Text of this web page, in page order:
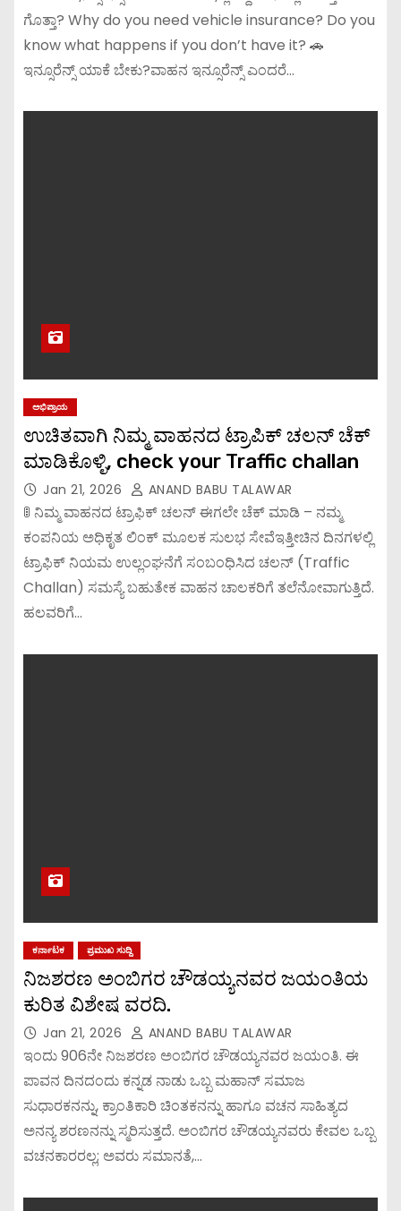
ಗೊತ್ತಾ? Why do you need vehicle insurance? Do you
know what happens if you don’t have it? 🚗
ಇನ್ಸೂರೆನ್ಸ್ ಯಾಕೆ ಬೇಕು?ವಾಹನ ಇನ್ಸೂರೆನ್ಸ್ ಎಂದರೆ…
ಅಭಿಪ್ರಾಯ
ಉಚಿತವಾಗಿ ನಿಮ್ಮ ವಾಹನದ ಟ್ರಾಪಿಕ್ ಚಲನ್ ಚೆಕ್
ಮಾಡಿಕೊಳ್ಳಿ, check your Traffic challan
Jan 21, 2026 ANAND BABU TALAWAR
🚦 ನಿಮ್ಮ ವಾಹನದ ಟ್ರಾಫಿಕ್ ಚಲನ್ ಈಗಲೇ ಚೆಕ್ ಮಾಡಿ – ನಮ್ಮ
ಕಂಪನಿಯ ಅಧಿಕೃತ ಲಿಂಕ್ ಮೂಲಕ ಸುಲಭ ಸೇವೆಇತ್ತೀಚಿನ ದಿನಗಳಲ್ಲಿ
ಟ್ರಾಫಿಕ್ ನಿಯಮ ಉಲ್ಲಂಘನೆಗೆ ಸಂಬಂಧಿಸಿದ ಚಲನ್ (Traffic
Challan) ಸಮಸ್ಯೆ ಬಹುತೇಕ ವಾಹನ ಚಾಲಕರಿಗೆ ತಲೆನೋವಾಗುತ್ತಿದೆ.
ಹಲವರಿಗೆ…
ಕರ್ನಾಟಕ ಪ್ರಮುಖ ಸುದ್ದಿ
ನಿಜಶರಣ ಅಂಬಿಗರ ಚೌಡಯ್ಯನವರ ಜಯಂತಿಯ
ಕುರಿತ ವಿಶೇಷ ವರದಿ.
Jan 21, 2026 ANAND BABU TALAWAR
ಇಂದು 906ನೇ ನಿಜಶರಣ ಅಂಬಿಗರ ಚೌಡಯ್ಯನವರ ಜಯಂತಿ. ಈ
ಪಾವನ ದಿನದಂದು ಕನ್ನಡ ನಾಡು ಒಬ್ಬ ಮಹಾನ್ ಸಮಾಜ
ಸುಧಾರಕನನ್ನು, ಕ್ರಾಂತಿಕಾರಿ ಚಿಂತಕನನ್ನು ಹಾಗೂ ವಚನ ಸಾಹಿತ್ಯದ
ಅನನ್ಯ ಶರಣನನ್ನು ಸ್ಮರಿಸುತ್ತದೆ. ಅಂಬಿಗರ ಚೌಡಯ್ಯನವರು ಕೇವಲ ಒಬ್ಬ
ವಚನಕಾರರಲ್ಲ; ಅವರು ಸಮಾನತೆ,…